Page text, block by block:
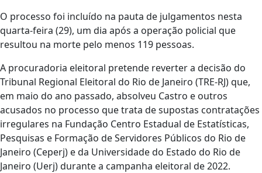
O processo foi incluído na pauta de julgamentos nesta
quarta-feira (29), um dia após a operação policial que
resultou na morte pelo menos 119 pessoas.
A procuradoria eleitoral pretende reverter a decisão do
Tribunal Regional Eleitoral do Rio de Janeiro (TRE-RJ) que,
em maio do ano passado, absolveu Castro e outros
acusados no processo que trata de supostas contratações
irregulares na Fundação Centro Estadual de Estatísticas,
Pesquisas e Formação de Servidores Públicos do Rio de
Janeiro (Ceperj) e da Universidade do Estado do Rio de
Janeiro (Uerj) durante a campanha eleitoral de 2022.